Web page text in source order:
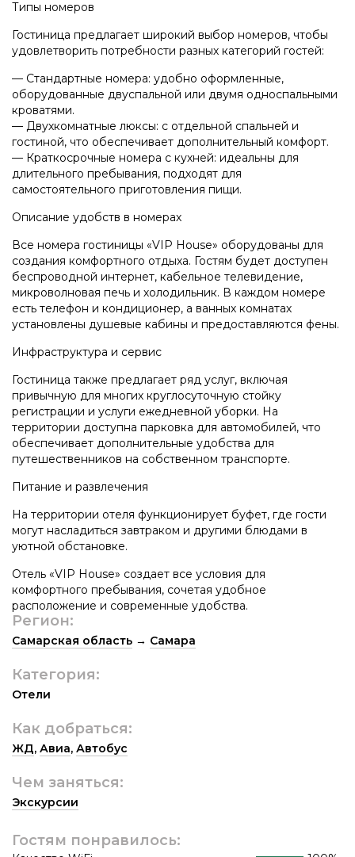
Типы номеров
Гостиница предлагает широкий выбор номеров, чтобы
удовлетворить потребности разных категорий гостей:
— Стандартные номера: удобно оформленные,
оборудованные двуспальной или двумя односпальными
кроватями.
— Двухкомнатные люксы: с отдельной спальней и
гостиной, что обеспечивает дополнительный комфорт.
— Краткосрочные номера с кухней: идеальны для
длительного пребывания, подходят для
самостоятельного приготовления пищи.
Описание удобств в номерах
Все номера гостиницы «VIP House» оборудованы для
создания комфортного отдыха. Гостям будет доступен
беспроводной интернет, кабельное телевидение,
микроволновая печь и холодильник. В каждом номере
есть телефон и кондиционер, а ванных комнатах
установлены душевые кабины и предоставляются фены.
Инфраструктура и сервис
Гостиница также предлагает ряд услуг, включая
привычную для многих круглосуточную стойку
регистрации и услуги ежедневной уборки. На
территории доступна парковка для автомобилей, что
обеспечивает дополнительные удобства для
путешественников на собственном транспорте.
Питание и развлечения
На территории отеля функционирует буфет, где гости
могут насладиться завтраком и другими блюдами в
уютной обстановке.
Отель «VIP House» создает все условия для
комфортного пребывания, сочетая удобное
расположение и современные удобства.
Регион:
Самарская область → Самара
Категория:
Отели
Как добраться:
ЖД, Авиа, Автобус
Чем заняться:
Экскурсии
Гостям понравилось: